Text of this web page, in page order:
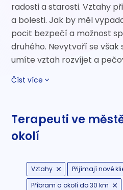
radosti a starosti. Vztahy
a bolesti. Jak by měl
pocit bezpečí a možnost
druhého. Nevytvoří se však
umíte vztah rozvíjet a
Číst více
Terapeuti ve
okolí
Vztahy
Přijímají nové
Příbram a okolí do 30 km